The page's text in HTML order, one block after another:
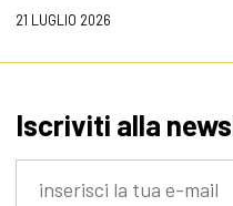
21 LUGLIO 2026
Iscriviti alla